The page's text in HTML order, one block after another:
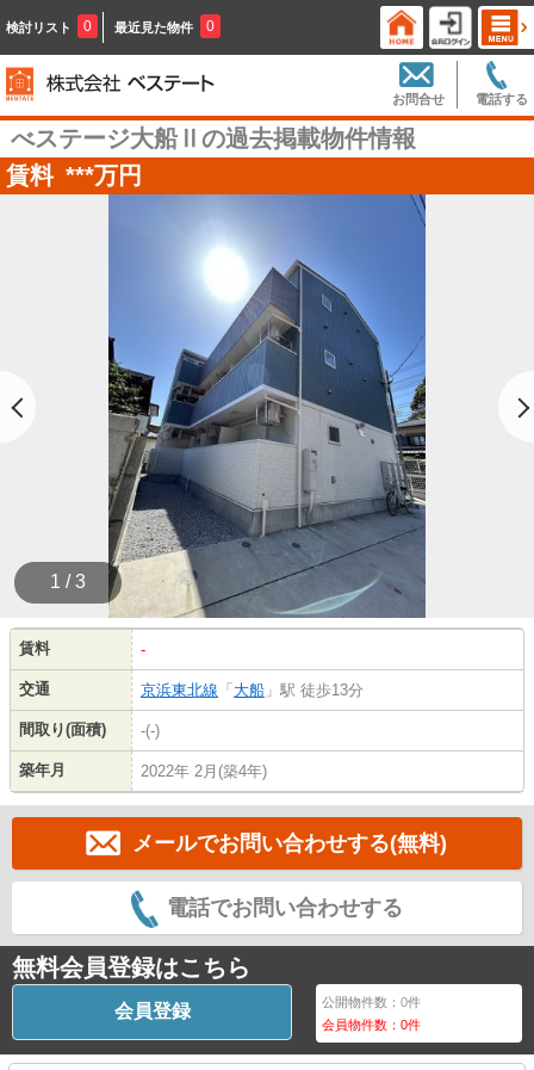
検討リスト 0 最近見た物件 0
電話する
お問合せ
べステージ大船Ⅱの過去掲載物件情報
賃料 ***万円
1 / 3
賃料 -
交通 京浜東北線 「 大船 」駅 徒歩13分
間取り(面積) -(-)
築年月 2022年 2月(築4年)
メールでお問い合わせする(無料)
電話でお問い合わせする
無料会員登録はこちら
会員登録 公開物件数：0件
会員物件数：0件